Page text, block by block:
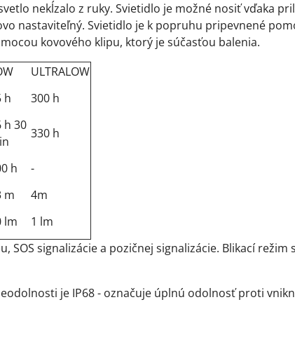
nekĺzalo z ruky. Svietidlo je možné nosiť vďaka
nastaviteľný. Svietidlo je k popruhu pripevnené
kovového klipu, ktorý je súčasťou balenia.
ULTRALOW
h
300 h
h 30
330 h
h
-
m
4m
lm
1 lm
SOS signalizácie a pozičnej signalizácie. Blikací
je IP68 - označuje úplnú odolnosť proti